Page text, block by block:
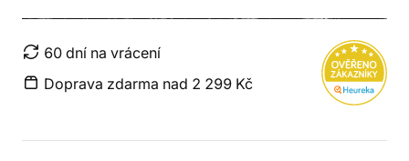
60 dní na vrácení
Doprava zdarma nad 2 299 Kč